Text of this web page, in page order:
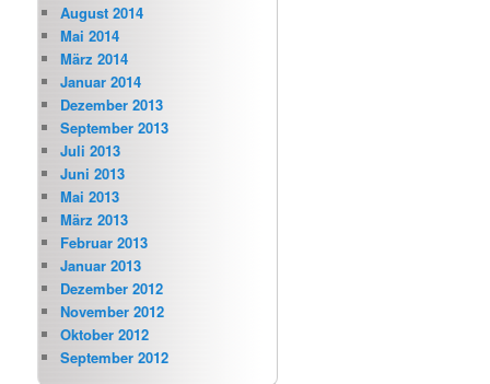
August 2014
Mai 2014
März 2014
Januar 2014
Dezember 2013
September 2013
Juli 2013
Juni 2013
Mai 2013
März 2013
Februar 2013
Januar 2013
Dezember 2012
November 2012
Oktober 2012
September 2012